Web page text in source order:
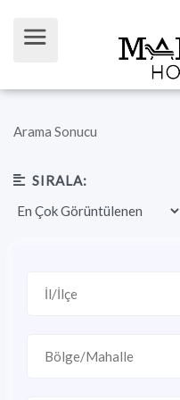
Arama Sonucu
SIRALA: